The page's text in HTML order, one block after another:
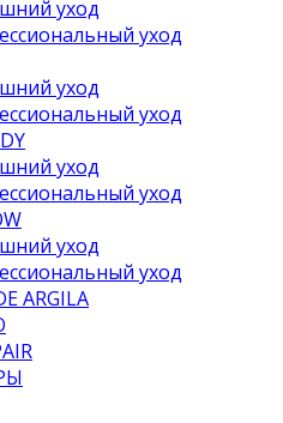
уход
уход
уход
уход
уход
уход
уход
уход
ARGILA